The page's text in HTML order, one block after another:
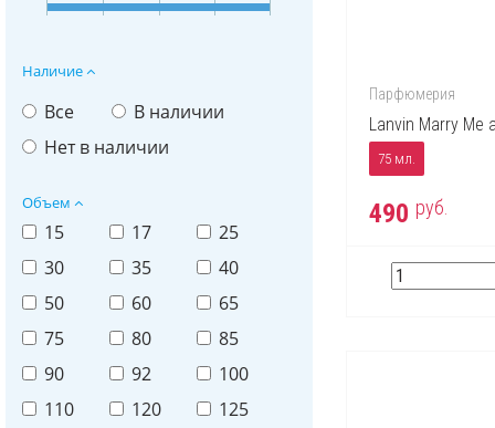
Наличие
Все
В наличии
Нет в наличии
Объем
15 17
25
30
35
40
50
60
65
75
80
85
90
92
100
110
120
125
Парфюмерия
Lanvin Marry Me
75 мл.
490 руб.